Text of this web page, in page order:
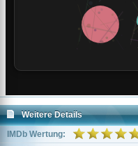
Weitere Details
IMDb Wertung: